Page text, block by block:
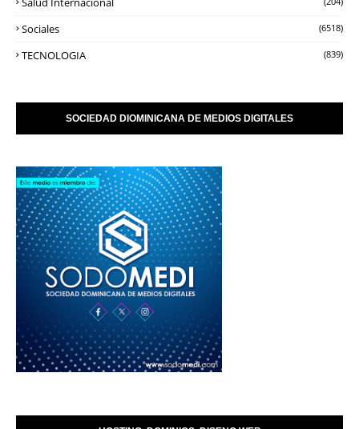
Sociales (6518)
TECNOLOGIA (839)
SOCIEDAD DIOMINICANA DE MEDIOS DIGITALES